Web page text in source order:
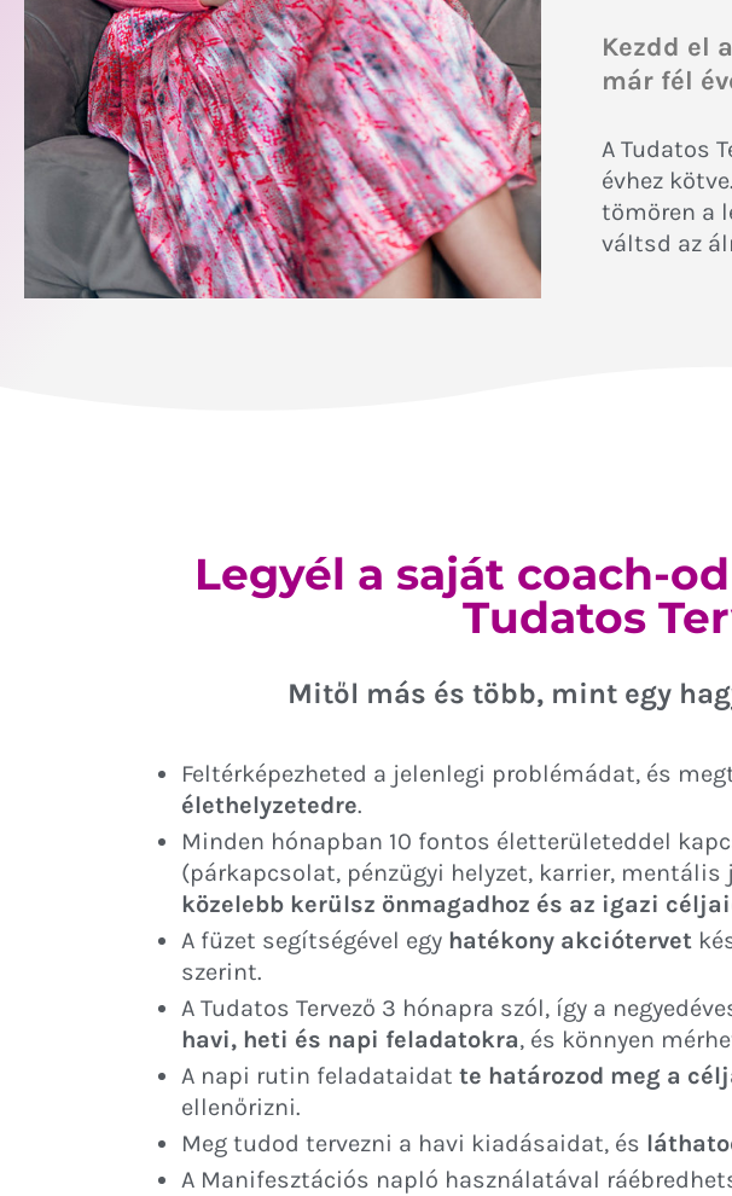
Kezdd el
már fél
A Tudatos
évhez
tömören a
váltsd az
Legyél a saját coach-
Tudatos
Mitől más és több, mint egy
Feltérképezheted a jelenlegi problémádat, és
élethelyzetedre.
Minden hónapban 10 fontos életterületeddel
(párkapcsolat, pénzügyi helyzet, karrier,
közelebb kerülsz önmagadhoz és az igazi
A füzet segítségével egy hatékony akciótervet
szerint.
A Tudatos Tervező 3 hónapra szól, így a
havi, heti és napi feladatokra, és könnyen
A napi rutin feladataidat te határozod meg a
ellenőrizni.
Meg tudod tervezni a havi kiadásaidat, és
A Manifesztációs napló használatával